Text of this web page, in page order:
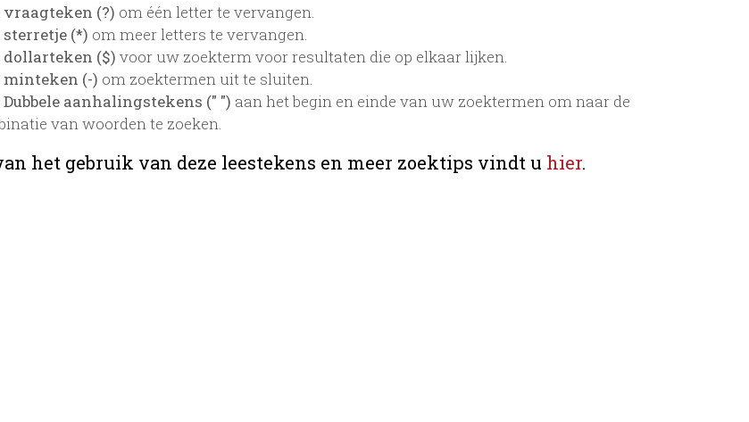
vraagteken (?) om één letter te vervangen.
sterretje (*) om meer letters te vervangen.
dollarteken ($) voor uw zoekterm voor resultaten die op elkaar lijken.
minteken (-) om zoektermen uit te sluiten.
Dubbele aanhalingstekens (" ") aan het begin en einde van uw zoektermen om naar de
van woorden te zoeken.
het gebruik van deze leestekens en meer zoektips vindt u hier.